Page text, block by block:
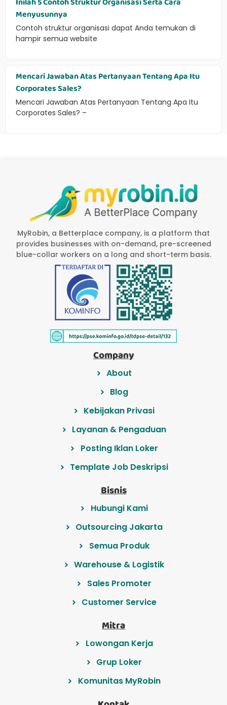
Menyusunnya
Contoh struktur organisasi dapat Anda temukan di
hampir semua website
Mencari Jawaban Atas Pertanyaan Tentang Apa Itu
Corporates Sales?
Mencari Jawaban Atas Pertanyaan Tentang Apa Itu
Corporates Sales? –
MyRobin, a Betterplace company, is a platform that
provides businesses with on-demand, pre-screened
blue-collar workers on a long and short-term basis.
Company
About
Blog
Kebijakan Privasi
Layanan & Pengaduan
Posting Iklan Loker
Template Job Deskripsi
Bisnis
Hubungi Kami
Outsourcing Jakarta
Semua Produk
Warehouse & Logistik
Sales Promoter
Customer Service
Mitra
Lowongan Kerja
Grup Loker
Komunitas MyRobin